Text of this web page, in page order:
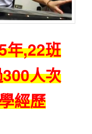
年,22班
人次
經歷